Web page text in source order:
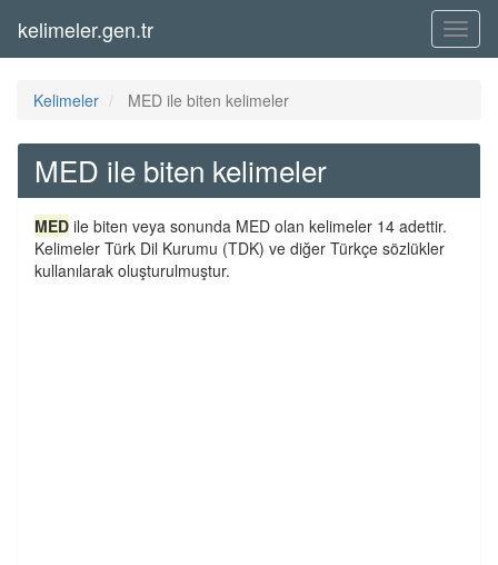
Menü
kelimeler.gen.tr
Kelimeler MED ile biten kelimeler
MED ile biten kelimeler
MED ile biten veya sonunda MED olan kelimeler 14 adettir.
Kelimeler Türk Dil Kurumu (TDK) ve diğer Türkçe sözlükler
kullanılarak oluşturulmuştur.